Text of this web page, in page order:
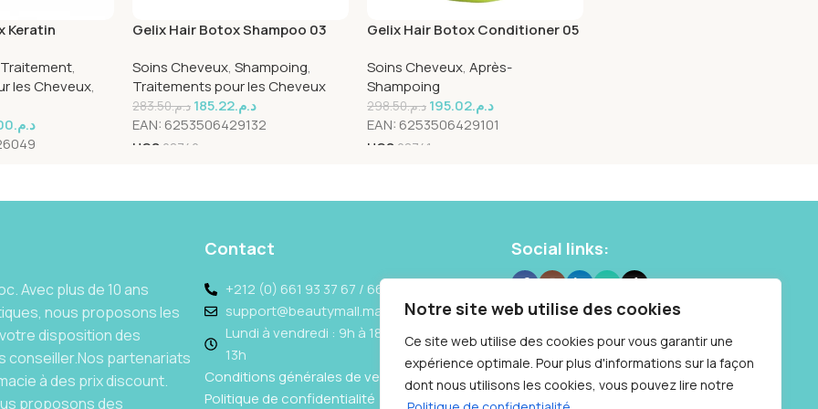
Notre site web utilise des cookies
Ce site web utilise des cookies pour vous garantir une
expérience optimale. Pour plus d'informations sur la façon
dont nous utilisons les cookies, vous pouvez lire notre
Keratin
Traitement,
les Cheveux,
د.م.
Gelix Hair Botox Shampoo 03
Soins Cheveux, Shampoing,
Traitements pour les Cheveux
د.م.283.50 د.م.185.22
EAN: 6253506429132
UGS 28742
Gelix Hair Botox Conditioner 05
Soins Cheveux, Après-
Shampoing
د.م.298.50 د.م.195.02
EAN: 6253506429101
UGS 28741
Avec plus de 10 ans
nous proposons les
disposition des
conseiller.Nos partenariats
à des prix discount.
proposons des
Contact
+212 (0) 661 93 37 67 / 662 69 10 87
support@beautymall.ma
Lundi à vendredi : 9h à 18h - Samedi : 9h à
13h
Conditions générales de vente
Politique de confidentialité
Social links: